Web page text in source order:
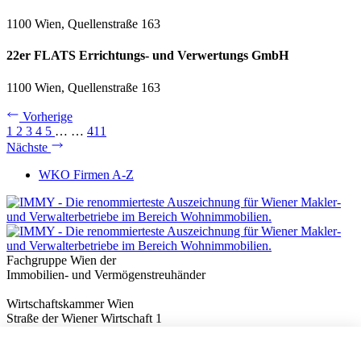
1100 Wien, Quellenstraße 163
22er FLATS Errichtungs- und Verwertungs GmbH
1100 Wien, Quellenstraße 163
Vorherige
1 2 3 4 5 … … 411
Nächste
WKO Firmen A-Z
Fachgruppe Wien der
Immobilien- und Vermögenstreuhänder
Wirtschaftskammer Wien
Straße der Wiener Wirtschaft 1